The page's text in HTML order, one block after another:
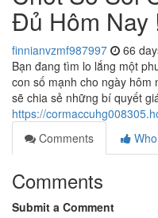
Đủ Hôm Nay
finnianvzmf987997 66
Bạn đang tìm lo lắng một
con số mạnh cho ngày
sẽ chia sẻ những bí quyết
https://
Comments
Comments
Submit a Comment